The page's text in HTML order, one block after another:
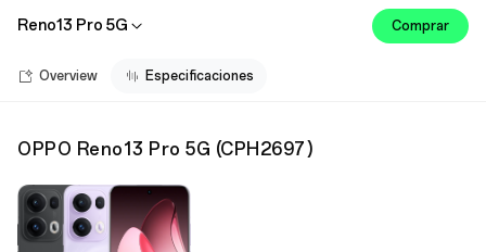
Reno13 Pro 5G Comprar
Overview Especificaciones
OPPO Reno13 Pro 5G (CPH2697 )